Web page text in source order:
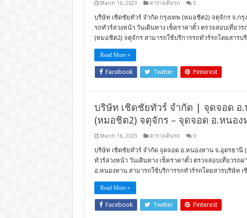
March 16, 2023 ตารางเดินรถ 0
บริษัท เชิดชัยทัวร์ จำกัด กรุงเทพ (หมอชิต2) จตุจักร จ.กรุ
รถทัวร์ล่วงหน้า วันเดินทาง เช็คราคาตั๋ว ตรวจสอบเที่ยว
(หมอชิต2) จตุจักร สามารถใช้บริการรถทัวร์รถโดยสาร
Read More »
Facebook Twitter Pinterest
บริษัท เชิดชัยทัวร์ จำกัด | จุดจอด อ
(หมอชิต2) จตุจักร – จุดจอด อ.หนอ
March 16, 2023 ตารางเดินรถ 0
บริษัท เชิดชัยทัวร์ จำกัด จุดจอด อ.หนองหาน จ.อุดรธานี
ทัวร์ล่วงหน้า วันเดินทาง เช็คราคาตั๋ว ตรวจสอบเที่ยวรถ
อ.หนองหาน สามารถใช้บริการรถทัวร์รถโดยสารบริษัท
Read More »
Facebook Twitter Pinterest